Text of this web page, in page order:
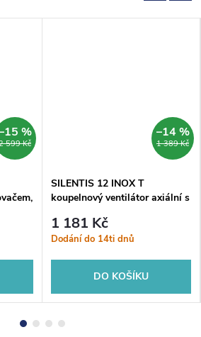
599 Kč
%
1 389 Kč
–14 %
SILENTIS 12 INOX T
koupelnový ventilátor axiální s
nerez mat
1 181 Kč
Dodání do 14ti dnů
DO KOŠÍKU